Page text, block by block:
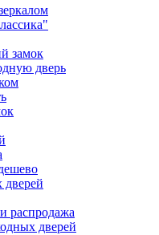
замок
дверь
дверей
распродажа
дверей